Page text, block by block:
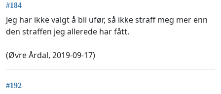
#184
Jeg har ikke valgt å bli ufør, så ikke straff meg mer enn
den straffen jeg allerede har fått.
(Øvre Årdal, 2019-09-17)
#192